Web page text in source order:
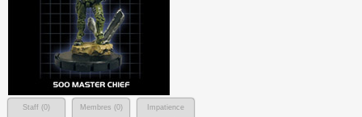
Staff (0) Membres (0)
Impatience